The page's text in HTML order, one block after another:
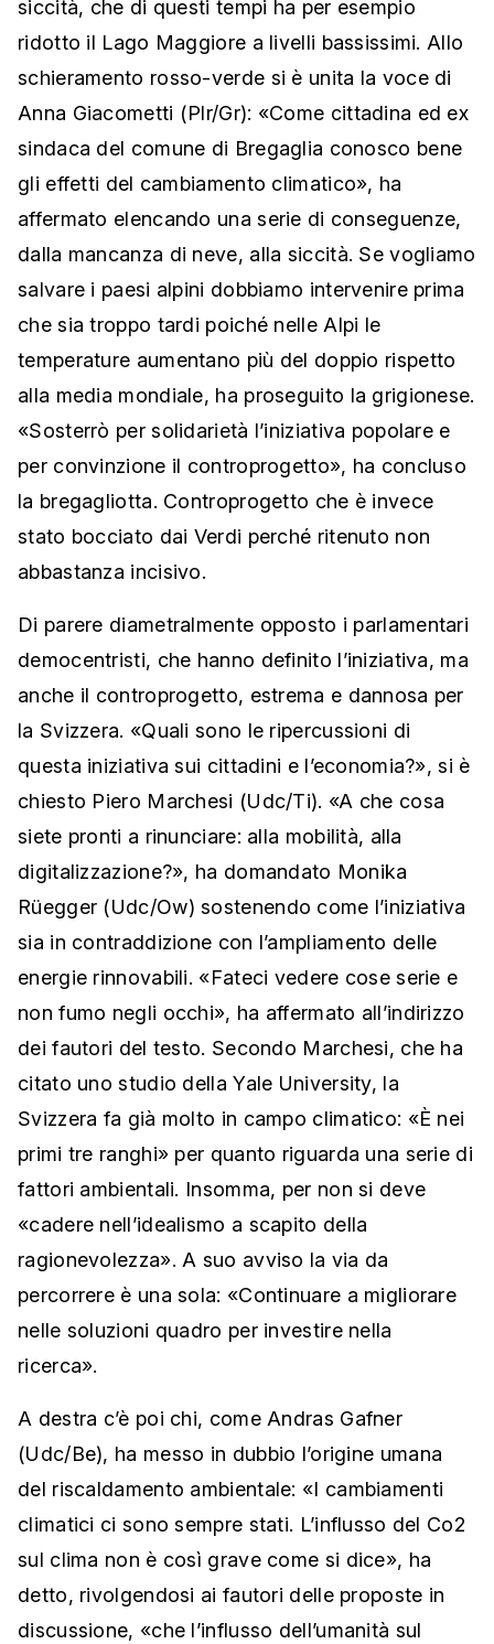
siccità, che di questi tempi ha per esempio
ridotto il Lago Maggiore a livelli bassissimi. Allo
schieramento rosso-verde si è unita la voce di
Anna Giacometti (Plr/Gr): «Come cittadina ed ex
sindaca del comune di Bregaglia conosco bene
gli effetti del cambiamento climatico», ha
affermato elencando una serie di conseguenze,
dalla mancanza di neve, alla siccità. Se vogliamo
salvare i paesi alpini dobbiamo intervenire prima
che sia troppo tardi poiché nelle Alpi le
temperature aumentano più del doppio rispetto
alla media mondiale, ha proseguito la grigionese.
«Sosterrò per solidarietà l’iniziativa popolare e
per convinzione il controprogetto», ha concluso
la bregagliotta. Controprogetto che è invece
stato bocciato dai Verdi perché ritenuto non
abbastanza incisivo.
Di parere diametralmente opposto i parlamentari
democentristi, che hanno definito l’iniziativa, ma
anche il controprogetto, estrema e dannosa per
la Svizzera. «Quali sono le ripercussioni di
questa iniziativa sui cittadini e l’economia?», si è
chiesto Piero Marchesi (Udc/Ti). «A che cosa
siete pronti a rinunciare: alla mobilità, alla
digitalizzazione?», ha domandato Monika
Rüegger (Udc/Ow) sostenendo come l’iniziativa
sia in contraddizione con l’ampliamento delle
energie rinnovabili. «Fateci vedere cose serie e
non fumo negli occhi», ha affermato all’indirizzo
dei fautori del testo. Secondo Marchesi, che ha
citato uno studio della Yale University, la
Svizzera fa già molto in campo climatico: «È nei
primi tre ranghi» per quanto riguarda una serie di
fattori ambientali. Insomma, per non si deve
«cadere nell’idealismo a scapito della
ragionevolezza». A suo avviso la via da
percorrere è una sola: «Continuare a migliorare
nelle soluzioni quadro per investire nella
ricerca».
A destra c’è poi chi, come Andras Gafner
(Udc/Be), ha messo in dubbio l’origine umana
del riscaldamento ambientale: «I cambiamenti
climatici ci sono sempre stati. L’influsso del Co2
sul clima non è così grave come si dice», ha
detto, rivolgendosi ai fautori delle proposte in
discussione, «che l’influsso dell’umanità sul